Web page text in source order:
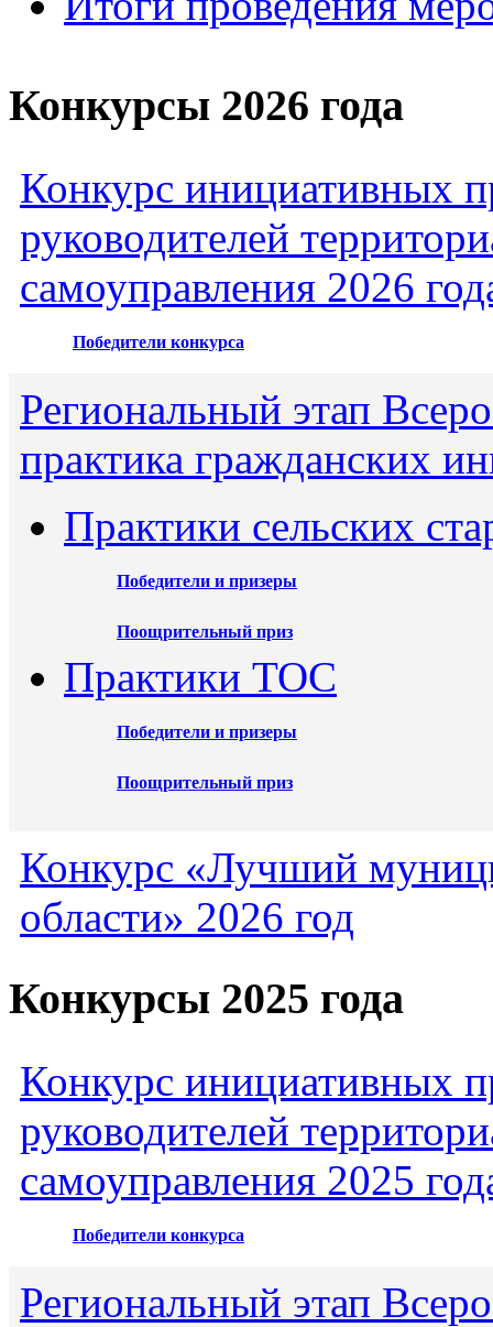
Конкурсы 2026 года
Конкурс инициативных
руководителей
самоуправления 2026
Победители конкурса
Региональный этап
практика гражданских
Практики сельских
Победители и призеры
Поощрительный приз
Практики ТОС
Победители и призеры
Поощрительный приз
Конкурс «Лучший
области» 2026 год
Конкурсы 2025 года
Конкурс инициативных
руководителей
самоуправления 2025
Победители конкурса
Региональный этап